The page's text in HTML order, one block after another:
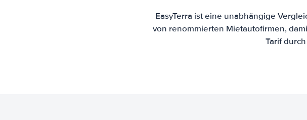
EasyTerra ist eine unabhängige
von renommierten Mietautofirmen,
Tarif